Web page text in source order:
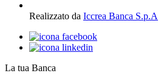
Realizzato da Iccrea Banca S.p.A
La tua Banca